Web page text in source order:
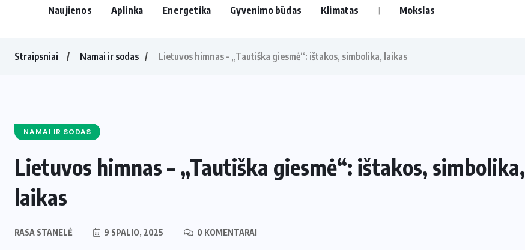
Naujienos Aplinka Energetika Gyvenimo būdas Klimatas Mokslas
Straipsniai Namai ir sodas Lietuvos himnas – „Tautiška giesmė“: ištakos, simbolika, laikas
NAMAI IR SODAS
Lietuvos himnas – „Tautiška giesmė“: ištakos, simbolika,
laikas
RASA STANELĖ 9 SPALIO, 2025 0 KOMENTARAI